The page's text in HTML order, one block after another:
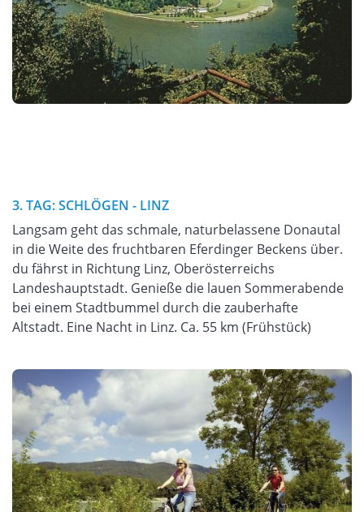
3. TAG: SCHLÖGEN - LINZ
Langsam geht das schmale, naturbelassene Donautal
in die Weite des fruchtbaren Eferdinger Beckens über.
du fährst in Richtung Linz, Oberösterreichs
Landeshauptstadt. Genieße die lauen Sommerabende
bei einem Stadtbummel durch die zauberhafte
Altstadt. Eine Nacht in Linz. Ca. 55 km (Frühstück)